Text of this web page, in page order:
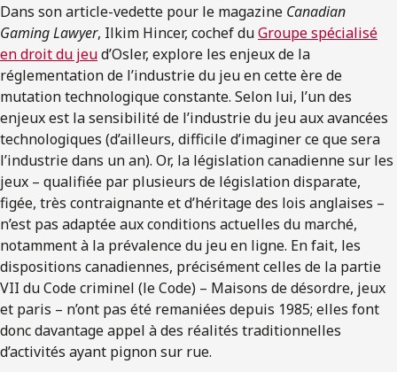
Dans son article-vedette pour le magazine Canadian
Gaming Lawyer, Ilkim Hincer, cochef duGroupe spécialisé
en droit du jeud’Osler, explore les enjeux de la
réglementation de l’industrie du jeu en cette ère de
mutation technologique constante. Selon lui, l’un des
enjeux est la sensibilité de l’industrie du jeu aux avancées
technologiques (d’ailleurs, difficile d’imaginer ce que sera
l’industrie dans un an). Or, la législation canadienne sur les
jeux – qualifiée par plusieurs de législation disparate,
figée, très contraignante et d’héritage des lois anglaises –
n’est pas adaptée aux conditions actuelles du marché,
notamment à la prévalence du jeu en ligne. En fait, les
dispositions canadiennes, précisément celles de la partie
VII du Code criminel (le Code) – Maisons de désordre, jeux
et paris – n’ont pas été remaniées depuis 1985; elles font
donc davantage appel à des réalités traditionnelles
d’activités ayant pignon sur rue.